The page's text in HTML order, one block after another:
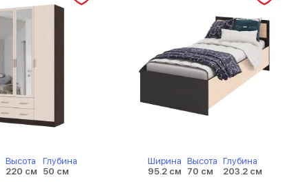
Высота
220 см
Глубина
50 см
Ширина
95.2 см
Высота
70 см
Глубина
203.2 см